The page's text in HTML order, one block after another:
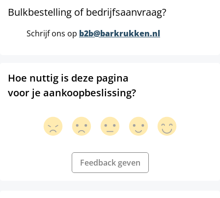
Bulkbestelling of bedrijfsaanvraag?
Schrijf ons op b2b@barkrukken.nl
Hoe nuttig is deze pagina
voor je aankoopbeslissing?
Feedback geven